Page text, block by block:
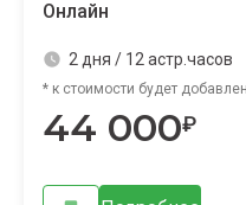
Онлайн
2 дня / 12 астр.часов
* к стоимости будет
44 000₽